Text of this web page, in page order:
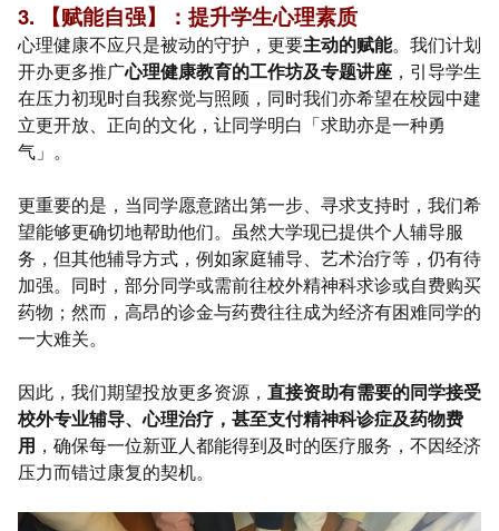
3. 【赋能自强】：提升学生心理素质
心理健康不应只是被动的守护，更要主动的赋能。我们计划
开办更多推广心理健康教育的工作坊及专题讲座 ，引导学生
在压力初现时自我察觉与照顾，同时我们亦希望在校园中建
立更开放、正向的文化，让同学明白「求助亦是一种勇
气」。
更重要的是，当同学愿意踏出第一步、寻求支持时，我们希
望能够更确切地帮助他们。虽然大学现已提供个人辅导服
务，但其他辅导方式，例如家庭辅导、艺术治疗等，仍有待
加强。同时，部分同学或需前往校外精神科求诊或自费购买
药物；然而，高昂的诊金与药费往往成为经济有困难同学的
一大难关。
因此，我们期望投放更多资源， 直接资助有需要的同学接受
校外专业辅导、心理治疗，甚至支付精神科诊症及药物费
用 ，确保每一位新亚人都能得到及时的医疗服务，不因经济
压力而错过康复的契机。